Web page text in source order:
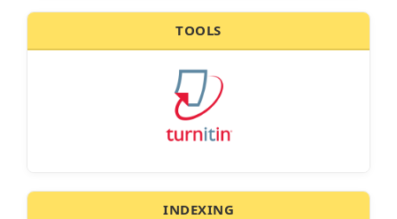
TOOLS
INDEXING